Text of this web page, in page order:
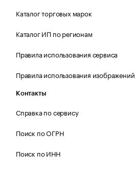
Каталог торговых марок
Каталог ИП по регионам
Правила использования сервиса
Правила использования изображений
Контакты
Справка по сервису
Поиск по ОГРН
Поиск по ИНН